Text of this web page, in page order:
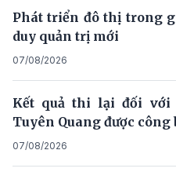
Phát triển đô thị trong
duy quản trị mới
07/08/2026
Kết quả thi lại đối với
Tuyên Quang được công
07/08/2026